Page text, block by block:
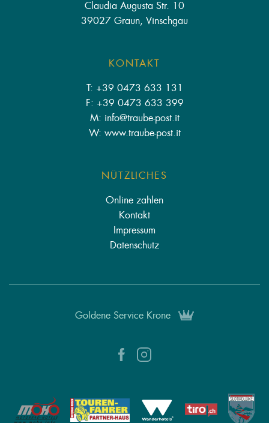
Claudia Augusta Str. 10
39027 Graun, Vinschgau
KONTAKT
T: +39 0473 633 131
F: +39 0473 633 399
M: info@traube-post.it
W: www.traube-post.it
NÜTZLICHES
Online zahlen
Kontakt
Impressum
Datenschutz
Goldene Service Krone